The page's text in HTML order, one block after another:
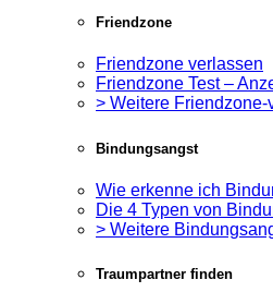
Friendzone
Friendzone verlassen
Friendzone Test –
> Weitere Friendzone-
Bindungsangst
Wie erkenne ich
Die 4 Typen von
> Weitere
Traumpartner finden